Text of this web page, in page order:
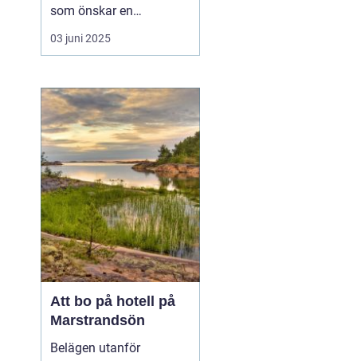
som önskar en
kombination av
spännande kultur,
och moderna
underhållningsmöjlighet
er. Med sitt rykte som en
säker och ren
destination erbjuder...
03 juni 2025
Att bo på hotell på
Marstrandsön
Belägen utanför